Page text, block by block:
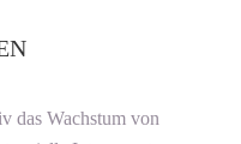
das Wachstum von